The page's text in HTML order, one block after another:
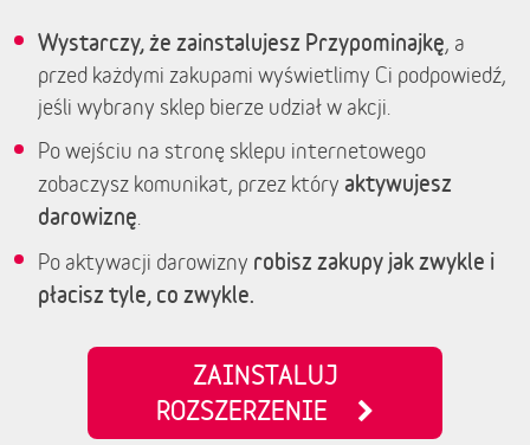
Wystarczy, że zainstalujesz Przypominajkę, a
przed każdymi zakupami wyświetlimy Ci podpowiedź,
jeśli wybrany sklep bierze udział w akcji.
Po wejściu na stronę sklepu internetowego
zobaczysz komunikat, przez który aktywujesz
darowiznę
Po aktywacji darowizny robisz zakupy jak zwykle i
płacisz tyle, co zwykle.
ZAINSTALUJ
ROZSZERZENIE